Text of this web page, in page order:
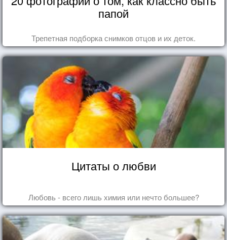
папой
Трепетная подборка снимков отцов и их деток.
Цитаты о любви
Любовь - всего лишь химия или нечто большее?